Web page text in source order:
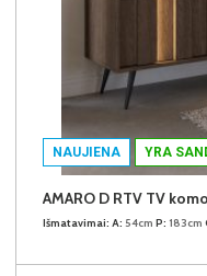
NAUJIENA YRA
AMARO D RTV TV
Išmatavimai: A: 54cm P: 183cm